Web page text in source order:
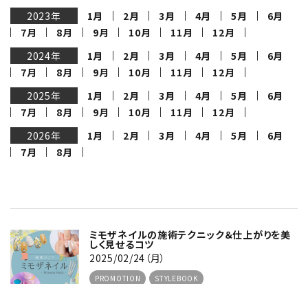
2023年
1月 2月 3月 4月 5月
6月
7月
8月 9月 10月 11月
12月
2024年
1月 2月 3月 4月 5月
6月
7月
8月 9月 10月 11月
12月
2025年
1月 2月 3月 4月 5月
6月
7月
8月 9月 10月 11月
12月
2026年
1月 2月 3月 4月 5月
6月
7月
8月
ミモザネイルの施術テクニック＆仕上がりを美
しく見せるコツ
2025/02/24（月）
PROMOTION STYLEBOOK